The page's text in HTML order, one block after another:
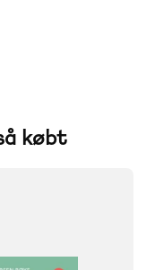
købt
3. klasse